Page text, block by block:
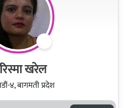
करिस्मा खरेल
४, बागमती प्रदेश